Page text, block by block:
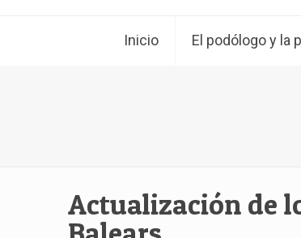
Inicio El podólogo y la
Actualización de